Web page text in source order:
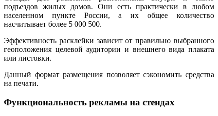
подъездов жилых домов. Они есть практически в любом
населенном пункте России, а их общее количество
насчитывает более 5 000 500.
Эффективность расклейки зависит от правильно выбранного
геоположения целевой аудитории и внешнего вида плаката
или листовки.
Данный формат размещения позволяет сэкономить средства
на печати.
Функциональность рекламы на стендах